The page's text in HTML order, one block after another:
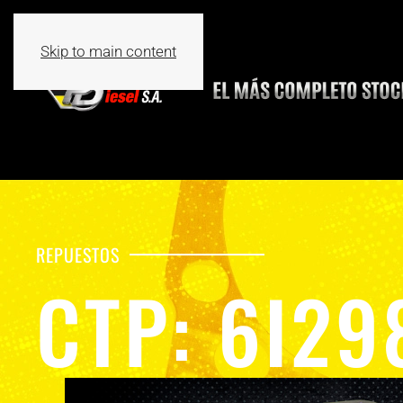
Skip to main content
REPUESTOS
CTP: